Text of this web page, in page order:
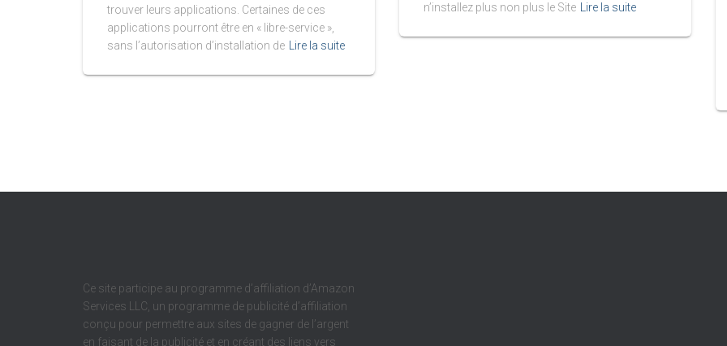
trouver leurs applications. Certaines de ces
applications pourront être en « libre-service »,
sans l’autorisation d’installation de
Lire la suite
n’installez plus non plus le Site
Lire la suite
Ce site participe au programme d’affiliation d’Amazon
Services LLC, un programme de publicité d’affiliation
conçu pour permettre aux sites de gagner de l’argent
en faisant de la publicité et en créant des liens vers